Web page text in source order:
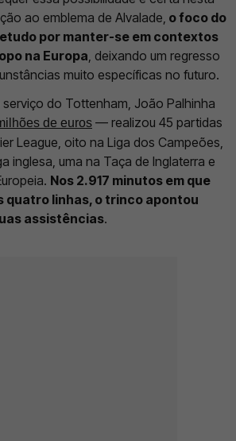
ao emblema de Alvalade, o foco do
por manter-se em contextos
na Europa, deixando um regresso
muito específicas no futuro.
do Tottenham, João Palhinha
de euros — realizou 45 partidas
League, oito na Liga dos Campeões,
inglesa, uma na Taça de Inglaterra e
Nos 2.917 minutos em que
quatro linhas, o trinco apontou
assistências.